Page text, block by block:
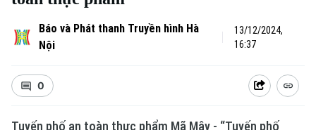
Báo và Phát thanh Truyền hình Hà
Nội
13/12/2024,
16:37
0
Tuyến phố an toàn thực phẩm Mã Mây - “Tuyến phố